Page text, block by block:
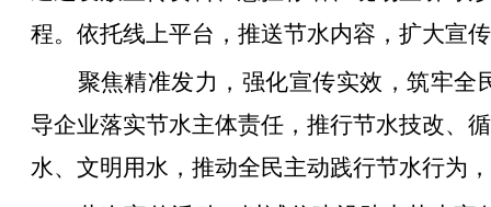
程。依托线上平台，推送节水内容，扩大宣
聚焦精准发力，强化宣传实效，筑牢
导企业落实节水主体责任，推行节水技改、
水、文明用水，推动全民主动践行节水行为